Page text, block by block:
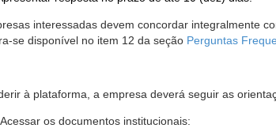
interessadas devem concordar integralmente
se disponível no item 12 da seção Perguntas
à plataforma, a empresa deverá seguir as
os documentos institucionais: